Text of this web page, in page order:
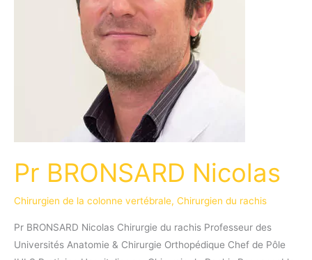
Pr BRONSARD Nicolas
Chirurgien de la colonne vertébrale, Chirurgien du rachis
Pr BRONSARD Nicolas Chirurgie du rachis Professeur des
Universités Anatomie & Chirurgie Orthopédique Chef de Pôle